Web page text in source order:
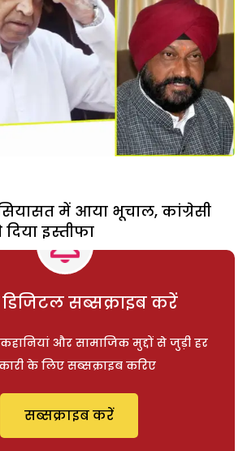
में आया भूचाल, कांग्रेसी
इस्तीफा
डिजिटल सब्सक्राइब करें
और सामाजिक मुद्दों से जुड़ी हर
के लिए सब्सक्राइब करिए
सब्सक्राइब करें